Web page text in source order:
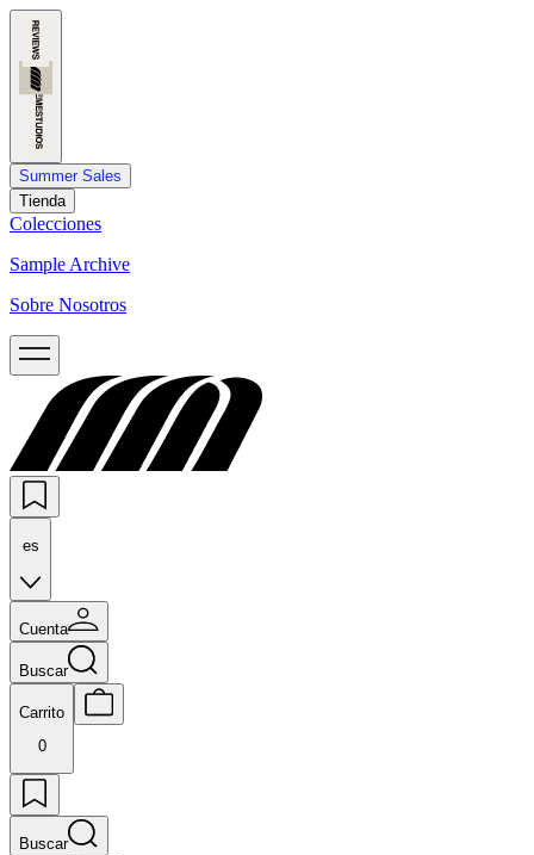
Summer Sales
Tienda
Colecciones
Sample Archive
Sobre Nosotros
es
Cuenta
Buscar
Carrito
0
Buscar